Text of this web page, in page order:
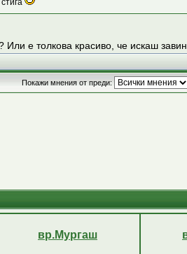
е толкова красиво, че искаш
Покажи мнения от преди:
вр.Мургаш